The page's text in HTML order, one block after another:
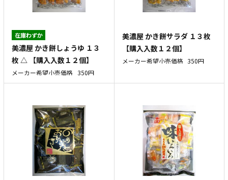
在庫わずか
美濃屋 かき餅しょうゆ １３
枚 △ 【購入入数１２個】
メーカー希望小売価格 350円
美濃屋 かき餅サラダ １３枚
【購入入数１２個】
メーカー希望小売価格 350円